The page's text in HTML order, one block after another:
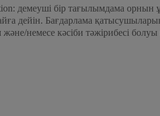
демеуші бір тағылымдама орнын
дейін. Бағдарлама
және/немесе кәсіби тәжірибесі